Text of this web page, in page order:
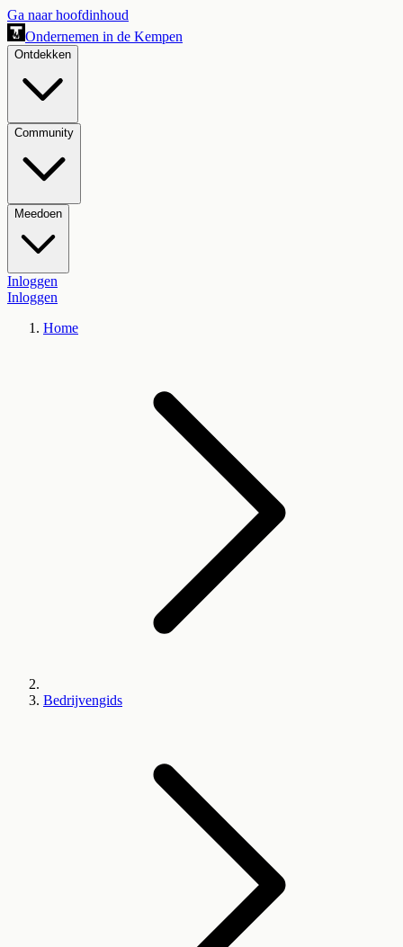
Ga naar hoofdinhoud
Ondernemen in de Kempen
Ontdekken
Community
Meedoen
Inloggen
Inloggen
Home
Bedrijvengids